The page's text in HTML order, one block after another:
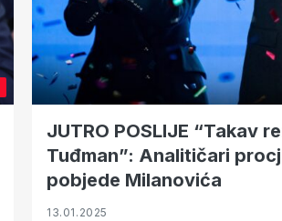
JUTRO POSLIJE “Takav
Tuđman”: Analitičari
pobjede Milanovića
13.01.2025